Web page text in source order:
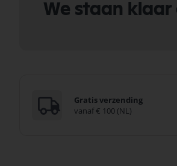
We staan klaar
Gratis verzending
vanaf € 100 (NL)